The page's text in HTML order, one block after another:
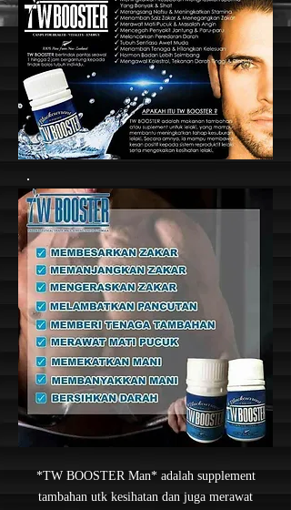
*TW BOOSTER Man* adalah supplement
tambahan utk kesihatan dan juga merawat